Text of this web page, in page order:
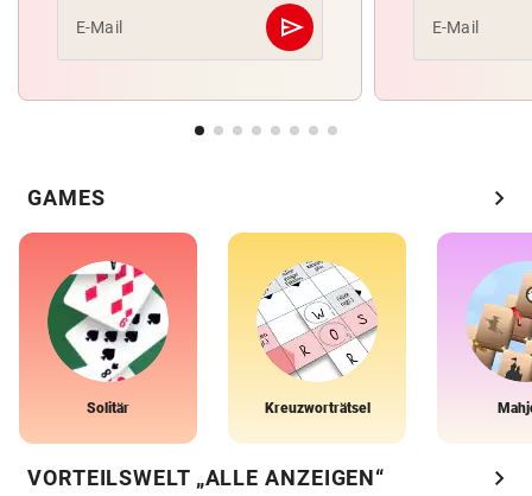
E-Mail send
Abschicken E-Mail
GAMES chevron_right
Solitär Kreuzworträtsel
VORTEILSWELT „ALLE ANZEIGEN“ chevron_right